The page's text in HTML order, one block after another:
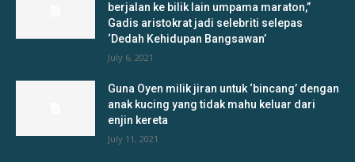
berjalan ke bilik lain umpama maraton,”
Gadis aristokrat jadi selebriti selepas
‘Dedah Kehidupan Bangsawan’
July 6, 2021
Guna Oyen milik jiran untuk ‘bincang’ dengan
anak kucing yang tidak mahu keluar dari
enjin kereta
July 11, 2021